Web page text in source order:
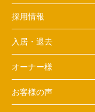
採用情報
入居・退去
オーナー様
お客様の声